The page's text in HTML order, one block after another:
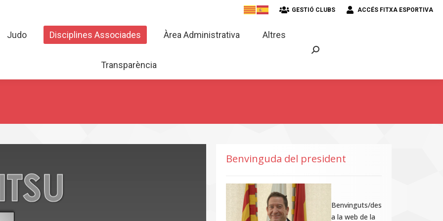
GESTIÓ CLUBS ACCÉS FITXA ESPORTIVA
Judo Disciplines Associades Àrea Administrativa Altres
Transparència
Benvinguda del president
Benvinguts/des
a la web de la
Àrea Administrativa Altres
Transparència